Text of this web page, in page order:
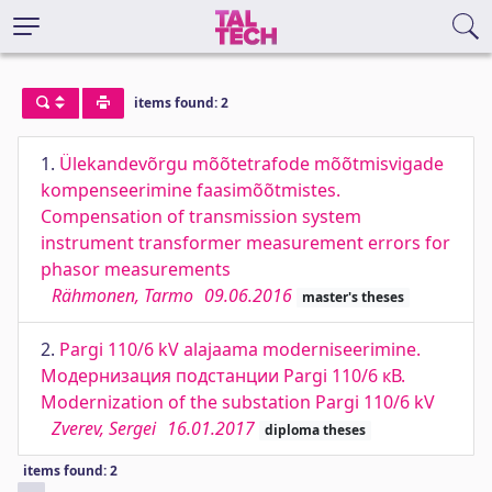
items found: 2
1. Ülekandevõrgu mõõtetrafode mõõtmisvigade
kompenseerimine faasimõõtmistes.
Compensation of transmission system
instrument transformer measurement errors for
phasor measurements
Rähmonen, Tarmo 09.06.2016 master's theses
2. Pargi 110/6 kV alajaama moderniseerimine.
Модернизация подстанции Pargi 110/6 кВ.
Modernization of the substation Pargi 110/6 kV
Zverev, Sergei 16.01.2017 diploma theses
items found: 2